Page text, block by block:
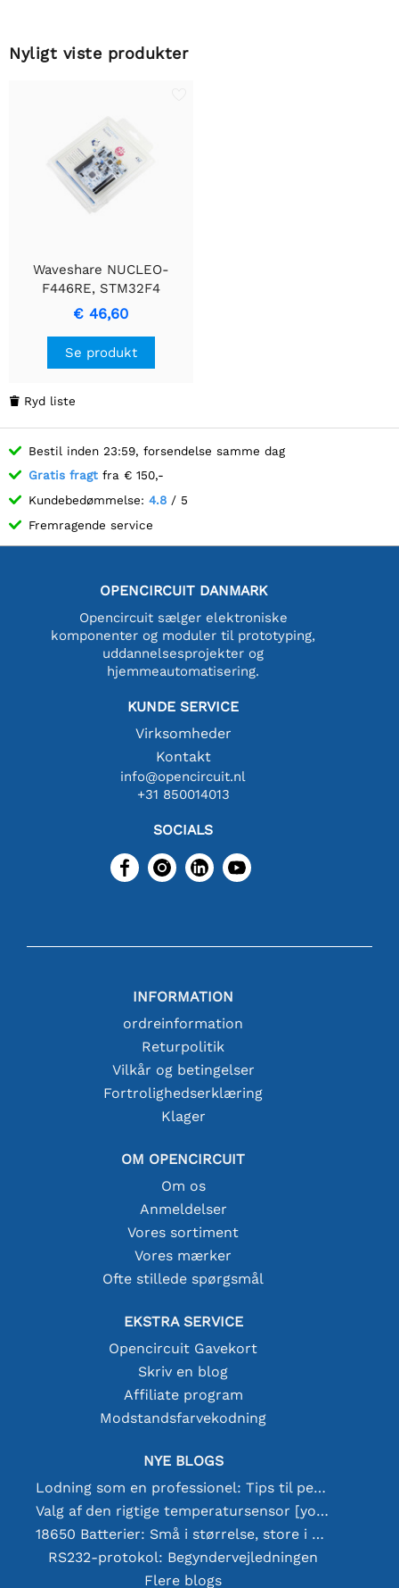
Nyligt viste produkter
Waveshare NUCLEO-
F446RE, STM32F4
NUCLEO Board
€ 46,60
Se produkt
 Ryd liste
Bestil inden 23:59, forsendelse samme dag
Gratis fragt fra € 150,-
Kundebedømmelse: 4.8 / 5
Fremragende service
OPENCIRCUIT DANMARK
Opencircuit sælger elektroniske
komponenter og moduler til prototyping,
uddannelsesprojekter og
hjemmeautomatisering.
KUNDE SERVICE
Virksomheder
Kontakt
info@opencircuit.nl
+31 850014013
SOCIALS
INFORMATION
ordreinformation
Returpolitik
Vilkår og betingelser
Fortrolighedserklæring
Klager
OM OPENCIRCUIT
Om os
Anmeldelser
Vores sortiment
Vores mærker
Ofte stillede spørgsmål
EKSTRA SERVICE
Opencircuit Gavekort
Skriv en blog
Affiliate program
Modstandsfarvekodning
NYE BLOGS
Lodning som en professionel: Tips til perfekte elektroniske forbindelser
Valg af den rigtige temperatursensor [youtube]
18650 Batterier: Små i størrelse, store i ydeevne
RS232-protokol: Begyndervejledningen
Flere blogs